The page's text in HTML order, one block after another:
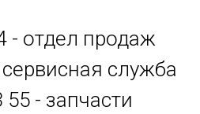
- отдел продаж
служба
55 - запчасти